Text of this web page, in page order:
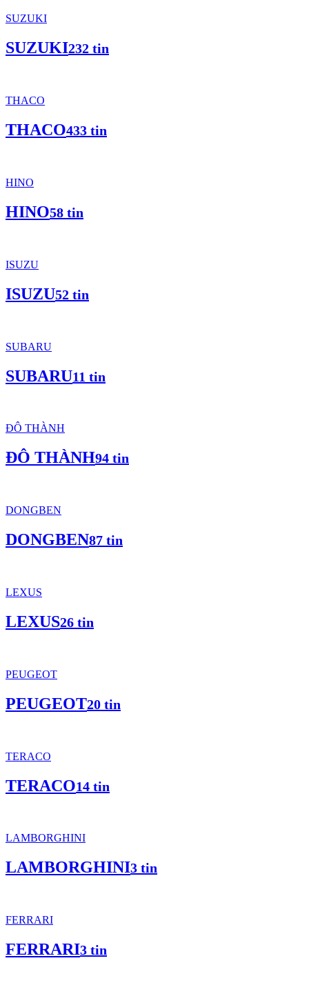
SUZUKI
SUZUKI232 tin
THACO
THACO433 tin
HINO
HINO58 tin
ISUZU
ISUZU52 tin
SUBARU
SUBARU11 tin
ĐÔ THÀNH
ĐÔ THÀNH94 tin
DONGBEN
DONGBEN87 tin
LEXUS
LEXUS26 tin
PEUGEOT
PEUGEOT20 tin
TERACO
TERACO14 tin
LAMBORGHINI
LAMBORGHINI3 tin
FERRARI
FERRARI3 tin